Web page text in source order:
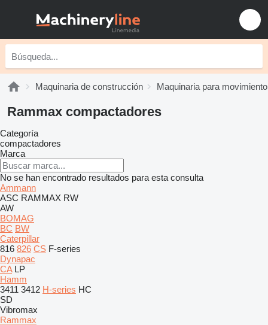
Maquinaria de construcción Maquinaria para
Rammax compactadores
Categoría
compactadores
Marca
No se han encontrado resultados para esta consulta
Ammann
ASC RAMMAX RW
AW
BOMAG
BC BW
Caterpillar
816 826 CS F-series
Dynapac
CA LP
Hamm
3411 3412 H-series HC
SD
Vibromax
Rammax